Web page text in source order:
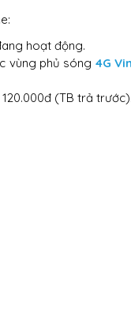
hoạt động.
vùng phủ sóng 4G
(TB trả trước).